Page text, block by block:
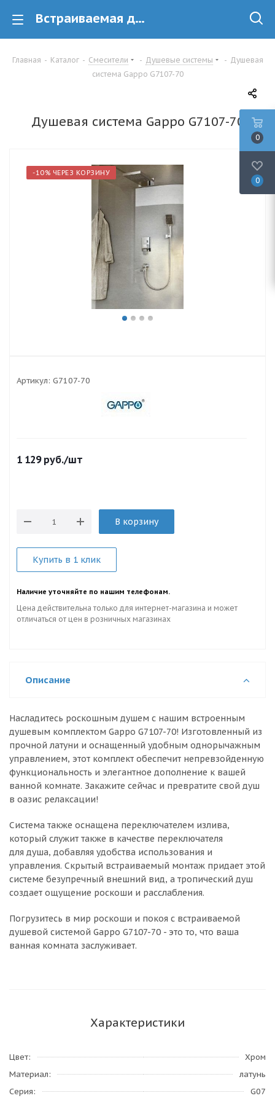
Встраиваемая душевая система Gappo G7107-70 купить в Минске
Главная - Каталог - Смесители - Душевые системы - Душевая
система Gappo G7107-70
Душевая система Gappo G7107-70
-10% ЧЕРЕЗ КОРЗИНУ
Артикул: G7107-70
1 129руб./шт
В корзину
Купить в 1 клик
Наличие уточняйте по нашим телефонам.
Цена действительна только для интернет-магазина и может
отличаться от цен в розничных магазинах
Описание
Насладитесь роскошным душем с нашим встроенным
душевым комплектом Gappo G7107-70! Изготовленный из
прочной латуни и оснащенный удобным однорычажным
управлением, этот комплект обеспечит непревзойденную
функциональность и элегантное дополнение к вашей
ванной комнате. Закажите сейчас и превратите свой душ
в оазис релаксации!
Система также оснащена переключателем излива,
который служит также в качестве переключателя
для душа, добавляя удобства использования и
управления. Скрытый встраиваемый монтаж придает этой
системе безупречный внешний вид, а тропический душ
создает ощущение роскоши и расслабления.
Погрузитесь в мир роскоши и покоя с встраиваемой
душевой системой Gappo G7107-70 - это то, что ваша
ванная комната заслуживает.
Характеристики
Цвет
Хром
Материал
латунь
Серия
G07
0
0